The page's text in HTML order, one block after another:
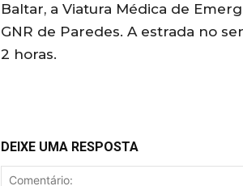
Baltar, a Viatura Médica de
GNR de Paredes. A estrada no
2 horas.
DEIXE UMA RESPOSTA